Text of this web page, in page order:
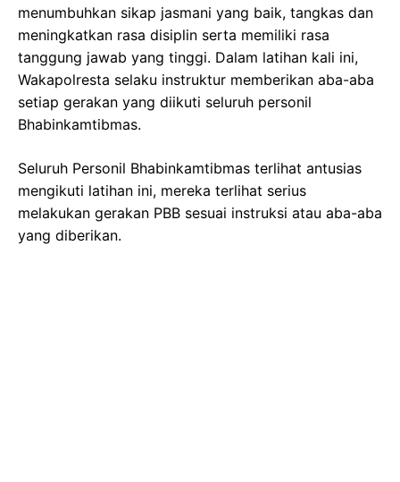
menumbuhkan sikap jasmani yang baik, tangkas dan
meningkatkan rasa disiplin serta memiliki rasa
tanggung jawab yang tinggi. Dalam latihan kali ini,
Wakapolresta selaku instruktur memberikan aba-aba
setiap gerakan yang diikuti seluruh personil
Bhabinkamtibmas.
Seluruh Personil Bhabinkamtibmas terlihat antusias
mengikuti latihan ini, mereka terlihat serius
melakukan gerakan PBB sesuai instruksi atau aba-aba
yang diberikan.